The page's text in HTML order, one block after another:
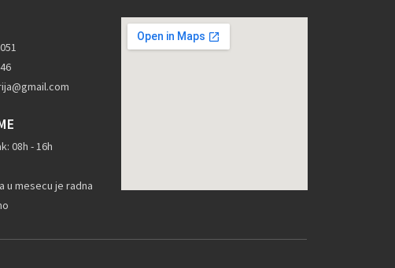
08h - 16h
u mesecu je radna